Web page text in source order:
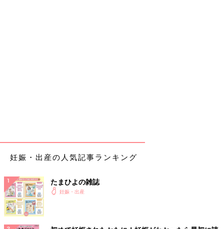
妊娠・出産の人気記事ランキング
たまひよの雑誌
妊娠・出産